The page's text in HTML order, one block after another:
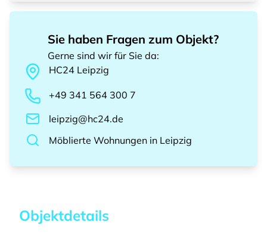
Sie haben Fragen zum Objekt?
Gerne sind wir für Sie da:
HC24 Leipzig
+49 341 564 300 7
leipzig@hc24.de
Möblierte Wohnungen in Leipzig
Objektdetails